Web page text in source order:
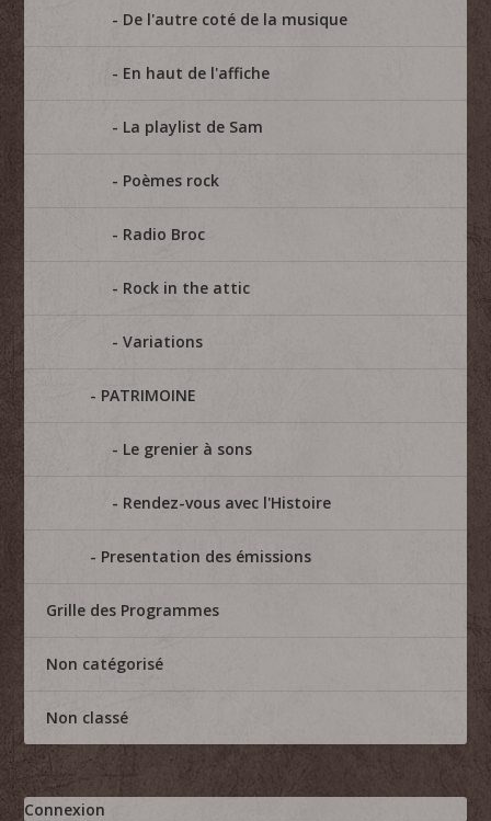
De l'autre coté de la musique
En haut de l'affiche
La playlist de Sam
Poèmes rock
Radio Broc
Rock in the attic
Variations
PATRIMOINE
Le grenier à sons
Rendez-vous avec l'Histoire
Presentation des émissions
Grille des Programmes
Non catégorisé
Non classé
Connexion